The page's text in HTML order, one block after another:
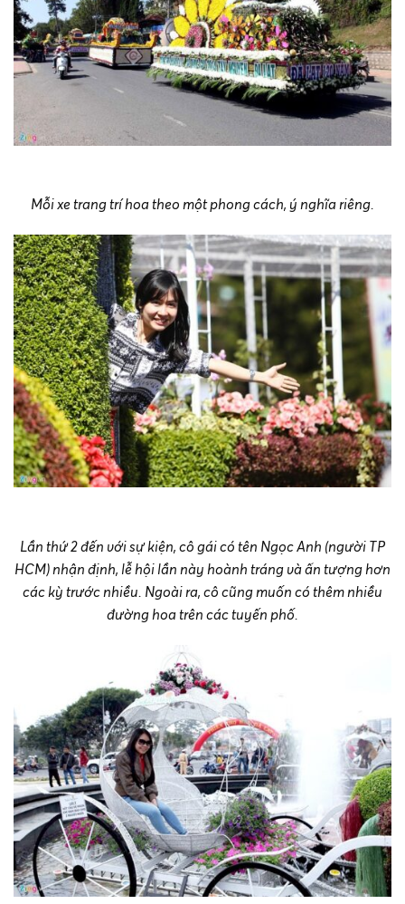
Mỗi xe trang trí hoa theo một phong cách, ý nghĩa riêng.
Lần thứ 2 đến với sự kiện, cô gái có tên Ngọc Anh (người TP
HCM) nhận định, lễ hội lần này hoành tráng và ấn tượng hơn
các kỳ trước nhiều. Ngoài ra, cô cũng muốn có thêm nhiều
đường hoa trên các tuyến phố.